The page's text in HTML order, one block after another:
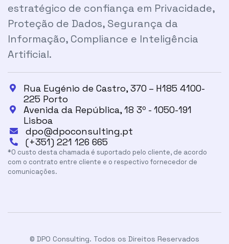
estratégico de confiança em Privacidade,
Proteção de Dados, Segurança da
Informação, Compliance e Inteligência
Artificial.

Rua Eugénio de Castro, 370 – H185 4100-
225 Porto

Avenida da República, 18 3º - 1050-191
Lisboa
 dpo@dpoconsulting.pt
 (+351) 221 126 665
*O custo desta chamada é suportado pelo cliente, de acordo
com o contrato entre cliente e o respectivo fornecedor de
comunicações.
© DPO Consulting. Todos os Direitos Reservados